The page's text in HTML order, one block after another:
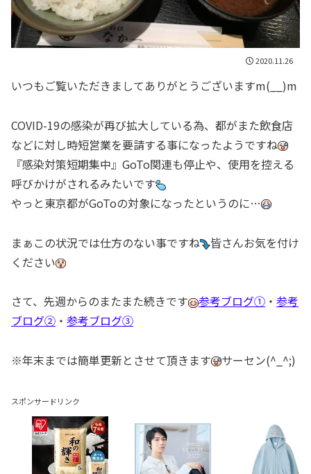
2020.11.26
いつもご覧いただきましてありがとうございますm(__)m
COVID-19の感染が再び拡大している為、都がまた飲食店
などに対し時短営業を要請する事になったようですね
『感染対策短期集中』GoTo関連も停止や、使用を控える
呼びかけがされるみたいです
やっと東京都がGoToの対象になったというのに…
まぁこの状況では仕方のない事ですね
皆さんお気を付け
ください
さて、先週からのまたまた続きです 参考ブログ① ・ 参考
ブログ② ・ 参考ブログ③
※年末までは簡単更新とさせて頂きます サーセン(^_^;)
スポンサードリンク